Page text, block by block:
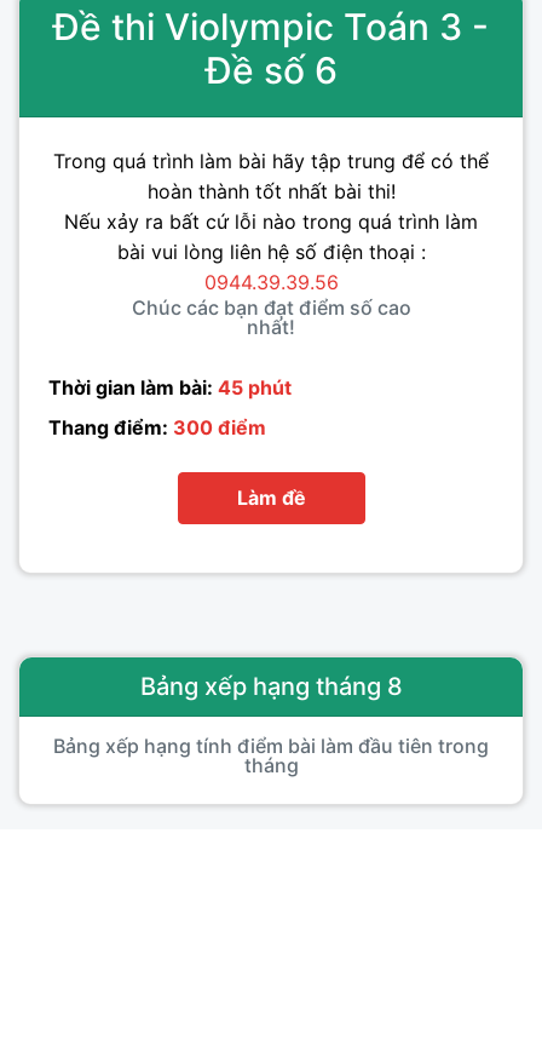
Đề thi Violympic Toán 3 -
Đề số 6
Trong quá trình làm bài hãy tập trung để có thể
hoàn thành tốt nhất bài thi!
Nếu xảy ra bất cứ lỗi nào trong quá trình làm
bài vui lòng liên hệ số điện thoại :
0944.39.39.56
Chúc các bạn đạt điểm số cao
nhất!
Thời gian làm bài: 45 phút
Thang điểm: 300 điểm
Làm đề
Bảng xếp hạng tháng 8
Bảng xếp hạng tính điểm bài làm đầu tiên trong
tháng